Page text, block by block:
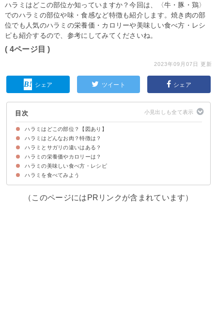
ハラミはどこの部位か知っていますか？今回は、〈牛・豚・鶏〉
でのハラミの部位や味・食感など特徴も紹介します。焼き肉の部
位でも人気のハラミの栄養価・カロリーや美味しい食べ方・レシ
ピも紹介するので、参考にしてみてくださいね。
( 4ページ目 )
2023年09月07日 更新
シェア ツイート シェア
目次
ハラミはどこの部位？【図あり】
牛・豚のハラミの部位
鶏のハラミの部位
ハラミの名前の由来
ハラミはどんなお肉？特徴は？
ハラミの味・食感など特徴
ハラミの食べ方のおすすめ
ハラミとサガリの違いはある？
ハラミとサガリは横隔膜付近の肉であることは共通している
ハラミとカルビとの違いは？
ハラミの栄養価やカロリーは？
ハラミの栄養価
ハラミのカロリーや糖質・脂質
ハラミの美味しい食べ方・レシピ
①牛ハラミと温泉卵丼
②豚ハラミ弁当
③コチュジャンたれ焼肉
④ハラミと白菜煮込み
⑤ハラミピラフ
ハラミを食べてみよう
（このページにはPRリンクが含まれています）